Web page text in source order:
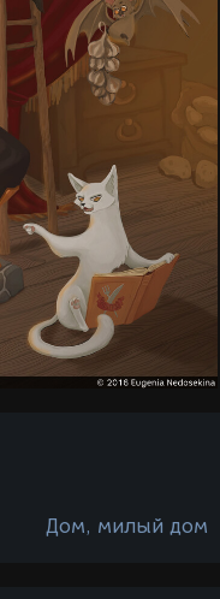
Дом, милый дом